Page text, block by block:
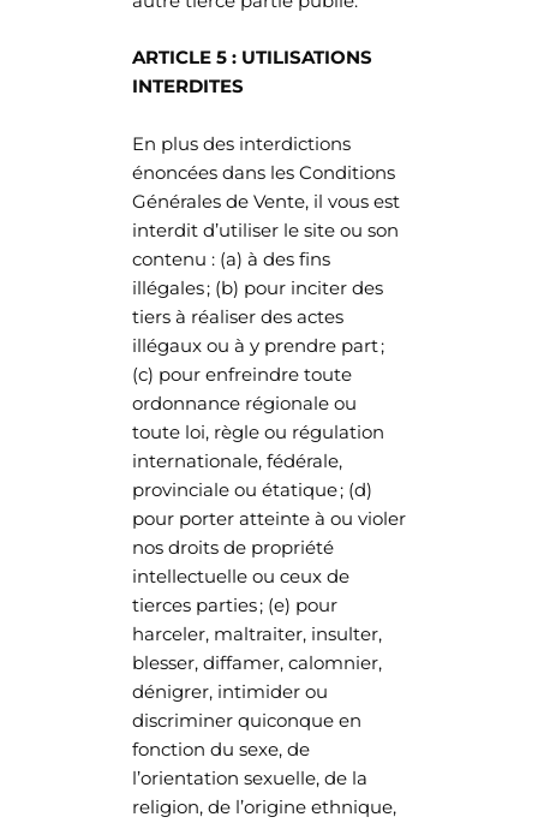
ARTICLE 5 : UTILISATIONS
INTERDITES
En plus des interdictions
énoncées dans les Conditions
Générales de Vente, il vous est
interdit d’utiliser le site ou son
contenu : (a) à des fins
illégales ; (b) pour inciter des
tiers à réaliser des actes
illégaux ou à y prendre part ;
(c) pour enfreindre toute
ordonnance régionale ou
toute loi, règle ou régulation
internationale, fédérale,
provinciale ou étatique ; (d)
pour porter atteinte à ou violer
nos droits de propriété
intellectuelle ou ceux de
tierces parties ; (e) pour
harceler, maltraiter, insulter,
blesser, diffamer, calomnier,
dénigrer, intimider ou
discriminer quiconque en
fonction du sexe, de
l’orientation sexuelle, de la
religion, de l’origine ethnique,